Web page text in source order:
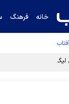
خانه فرهنگ
برتر فوتبال پس از